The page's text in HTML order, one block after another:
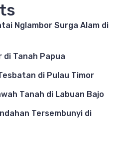
Nglambor Surga Alam di
di Tanah Papua
di Pulau Timor
Tanah di Labuan Bajo
Tersembunyi di